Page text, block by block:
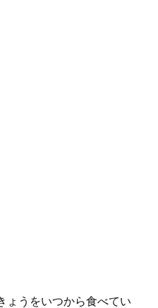
ょうをいつから食べてい